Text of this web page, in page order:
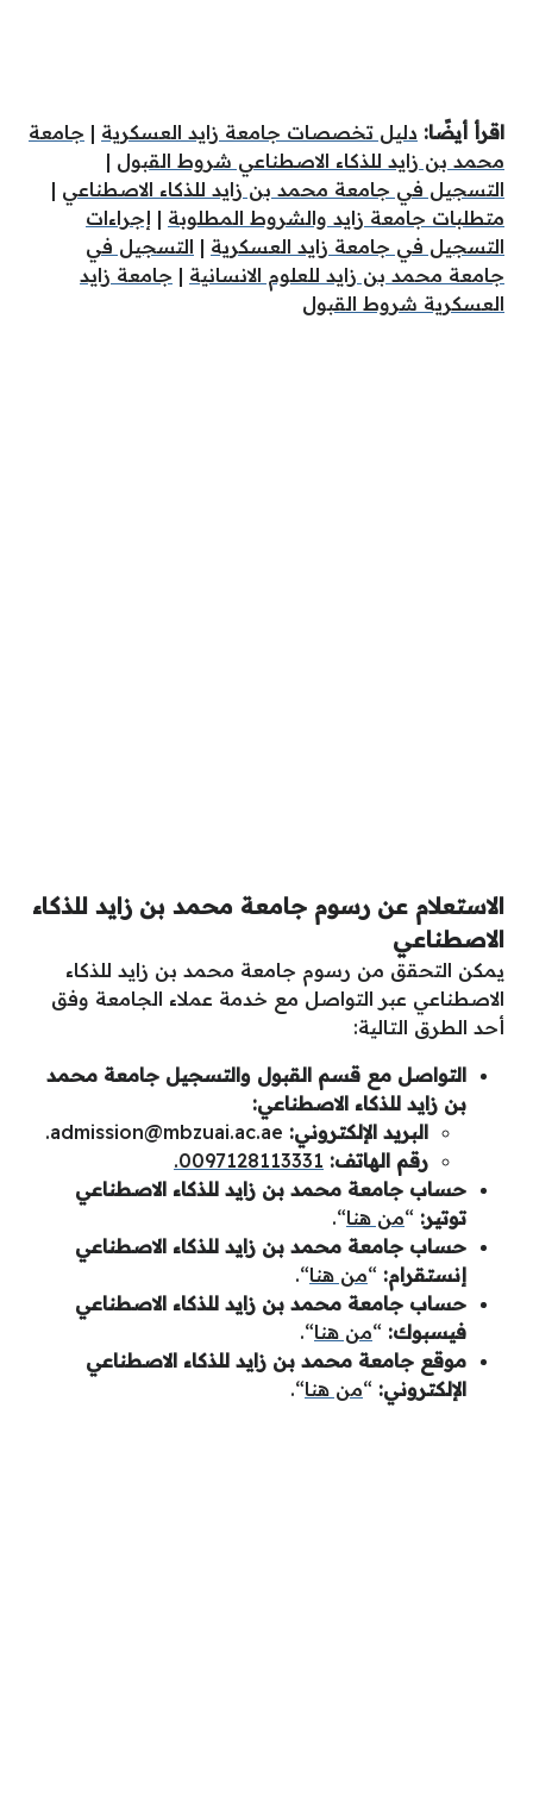
اقرأ أيضًا: دليل تخصصات جامعة زايد العسكرية | جامعة
محمد بن زايد للذكاء الاصطناعي شروط القبول |
التسجيل في جامعة محمد بن زايد للذكاء الاصطناعي |
متطلبات جامعة زايد والشروط المطلوبة | إجراءات
التسجيل في جامعة زايد العسكرية | التسجيل في
جامعة محمد بن زايد للعلوم الانسانية | جامعة زايد
العسكرية شروط القبول
الاستعلام عن رسوم جامعة محمد بن زايد للذكاء
الاصطناعي
يمكن التحقق من رسوم جامعة محمد بن زايد للذكاء
الاصطناعي عبر التواصل مع خدمة عملاء الجامعة وفق
أحد الطرق التالية:
التواصل مع قسم القبول والتسجيل جامعة محمد
بن زايد للذكاء الاصطناعي:
البريد الإلكتروني: admission@mbzuai.ac.ae
.
رقم الهاتف: .0097128113331
حساب جامعة محمد بن زايد للذكاء الاصطناعي
توتير: “من هنا“.
حساب جامعة محمد بن زايد للذكاء الاصطناعي
إنستقرام: “من هنا“.
حساب جامعة محمد بن زايد للذكاء الاصطناعي
فيسبوك: “من هنا“.
موقع جامعة محمد بن زايد للذكاء الاصطناعي
الإلكتروني: “من هنا“.